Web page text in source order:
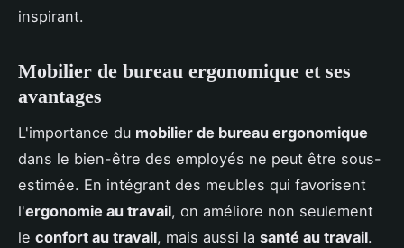
inspirant.
Mobilier de bureau ergonomique et ses
avantages
L'importance du mobilier de bureau ergonomique
dans le bien-être des employés ne peut être sous-
estimée. En intégrant des meubles qui favorisent
l'ergonomie au travail, on améliore non seulement
le confort au travail, mais aussi la santé au travail.